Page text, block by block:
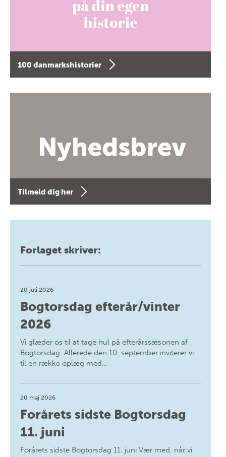
100 danmarkshistorier
Tilmeld dig her
Forlaget skriver:
20 juli 2026
Bogtorsdag efterår/vinter
2026
Vi glæder os til at tage hul på efterårssæsonen af
Bogtorsdag. Allerede den 10. september inviterer vi
til en række oplæg med…
20 maj 2026
Forårets sidste Bogtorsdag
11. juni
Forårets sidste Bogtorsdag 11. juni Vær med, når vi